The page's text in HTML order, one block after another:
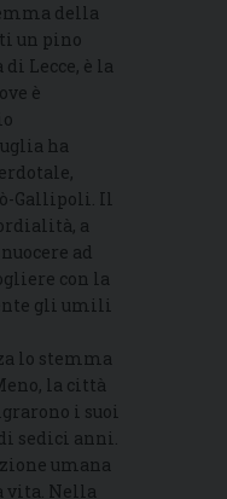
della
un pino
Lecce, è la
è
ha
Gallipoli. Il
a
ad
con la
gli umili
lo stemma
la città
i suoi
sedici anni.
umana
vita. Nella